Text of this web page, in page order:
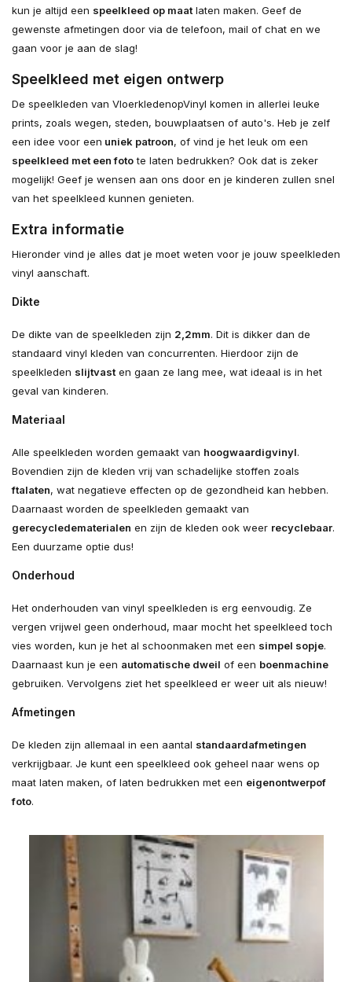
kun je altijd een speelkleed op maat laten maken. Geef de
gewenste afmetingen door via de telefoon, mail of chat en we
gaan voor je aan de slag!
Speelkleed met eigen ontwerp
De speelkleden van VloerkledenopVinyl komen in allerlei leuke
prints, zoals wegen, steden, bouwplaatsen of auto's. Heb je zelf
een idee voor een uniek patroon, of vind je het leuk om een
speelkleed met een fotote laten bedrukken? Ook dat is zeker
mogelijk! Geef je wensen aan ons door en je kinderen zullen snel
van het speelkleed kunnen genieten.
Extra informatie
Hieronder vind je alles dat je moet weten voor je jouw speelkleden
vinyl aanschaft.
Dikte
De dikte van de speelkleden zijn 2,2mm. Dit is dikker dan de
standaard vinyl kleden van concurrenten. Hierdoor zijn de
speelkleden slijtvast en gaan ze lang mee, wat ideaal is in het
geval van kinderen.
Materiaal
Alle speelkleden worden gemaakt van hoogwaardigvinyl.
Bovendien zijn de kleden vrij van schadelijke stoffen zoals
ftalaten, wat negatieve effecten op de gezondheid kan hebben.
Daarnaast worden de speelkleden gemaakt van
gerecycledematerialen en zijn de kleden ook weer recyclebaar.
Een duurzame optie dus!
Onderhoud
Het onderhouden van vinyl speelkleden is erg eenvoudig. Ze
vergen vrijwel geen onderhoud, maar mocht het speelkleed toch
vies worden, kun je het al schoonmaken met een simpel sopje.
Daarnaast kun je een automatische dweil of een boenmachine
gebruiken. Vervolgens ziet het speelkleed er weer uit als nieuw!
Afmetingen
De kleden zijn allemaal in een aantal standaardafmetingen
verkrijgbaar. Je kunt een speelkleed ook geheel naar wens op
maat laten maken, of laten bedrukken met een eigenontwerpof
foto.